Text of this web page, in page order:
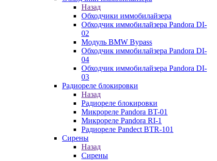
Назад
Обходчики иммобилайзера
Обходчик иммобилайзера Pandora DI-
02
Модуль BMW Bypass
Обходчик иммобилайзера Pandora DI-
04
Обходчик иммобилайзера Pandora DI-
03
Радиореле блокировки
Назад
Радиореле блокировки
Микрореле Pandora BT-01
Микрореле Pandora RI-1
Радиореле Pandect BTR-101
Сирены
Назад
Сирены